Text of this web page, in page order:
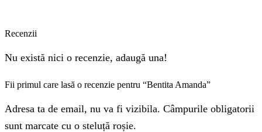
Recenzii
Nu există nici o recenzie, adaugă una!
Fii primul care lasă o recenzie pentru “Bentita Amanda”
Adresa ta de email, nu va fi vizibila. Câmpurile obligatorii
sunt marcate cu o steluță roșie.